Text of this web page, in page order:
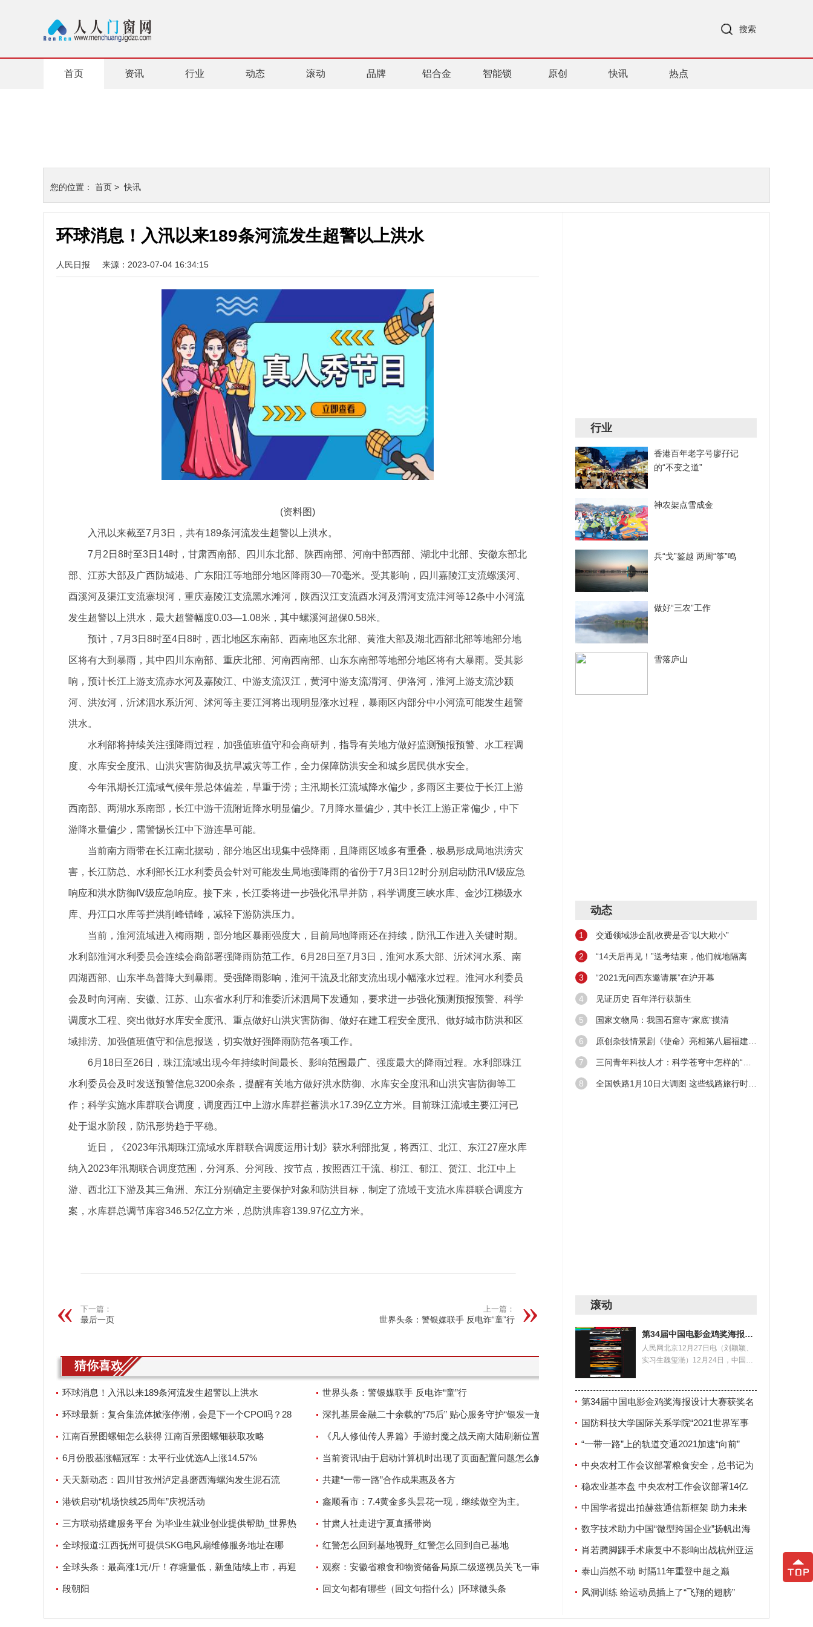
搜索
首页 资讯 行业 动态 滚动 品牌 铝合金 智能锁 原创 快讯 热点
您的位置： 首页 >快讯
环球消息！入汛以来189条河流发生超警以上洪水
人民日报 来源：2023-07-04 16:34:15
(资料图)
入汛以来截至7月3日，共有189条河流发生超警以上洪水。
7月2日8时至3日14时，甘肃西南部、四川东北部、陕西南部、河南中部西部、湖北中北部、安徽东部北
部、江苏大部及广西防城港、广东阳江等地部分地区降雨30—70毫米。受其影响，四川嘉陵江支流螺溪河、
酉溪河及渠江支流寨坝河，重庆嘉陵江支流黑水滩河，陕西汉江支流酉水河及渭河支流沣河等12条中小河流
发生超警以上洪水，最大超警幅度0.03—1.08米，其中螺溪河超保0.58米。
预计，7月3日8时至4日8时，西北地区东南部、西南地区东北部、黄淮大部及湖北西部北部等地部分地
区将有大到暴雨，其中四川东南部、重庆北部、河南西南部、山东东南部等地部分地区将有大暴雨。受其影
响，预计长江上游支流赤水河及嘉陵江、中游支流汉江，黄河中游支流渭河、伊洛河，淮河上游支流沙颍
河、洪汝河，沂沭泗水系沂河、沭河等主要江河将出现明显涨水过程，暴雨区内部分中小河流可能发生超警
洪水。
水利部将持续关注强降雨过程，加强值班值守和会商研判，指导有关地方做好监测预报预警、水工程调
度、水库安全度汛、山洪灾害防御及抗旱减灾等工作，全力保障防洪安全和城乡居民供水安全。
今年汛期长江流域气候年景总体偏差，旱重于涝；主汛期长江流域降水偏少，多雨区主要位于长江上游
西南部、两湖水系南部，长江中游干流附近降水明显偏少。7月降水量偏少，其中长江上游正常偏少，中下
游降水量偏少，需警惕长江中下游连旱可能。
当前南方雨带在长江南北摆动，部分地区出现集中强降雨，且降雨区域多有重叠，极易形成局地洪涝灾
害，长江防总、水利部长江水利委员会针对可能发生局地强降雨的省份于7月3日12时分别启动防汛Ⅳ级应急
响应和洪水防御Ⅳ级应急响应。接下来，长江委将进一步强化汛旱并防，科学调度三峡水库、金沙江梯级水
库、丹江口水库等拦洪削峰错峰，减轻下游防洪压力。
当前，淮河流域进入梅雨期，部分地区暴雨强度大，目前局地降雨还在持续，防汛工作进入关键时期。
水利部淮河水利委员会连续会商部署强降雨防范工作。6月28日至7月3日，淮河水系大部、沂沭河水系、南
四湖西部、山东半岛普降大到暴雨。受强降雨影响，淮河干流及北部支流出现小幅涨水过程。淮河水利委员
会及时向河南、安徽、江苏、山东省水利厅和淮委沂沭泗局下发通知，要求进一步强化预测预报预警、科学
调度水工程、突出做好水库安全度汛、重点做好山洪灾害防御、做好在建工程安全度汛、做好城市防洪和区
域排涝、加强值班值守和信息报送，切实做好强降雨防范各项工作。
6月18日至26日，珠江流域出现今年持续时间最长、影响范围最广、强度最大的降雨过程。水利部珠江
水利委员会及时发送预警信息3200余条，提醒有关地方做好洪水防御、水库安全度汛和山洪灾害防御等工
作；科学实施水库群联合调度，调度西江中上游水库群拦蓄洪水17.39亿立方米。目前珠江流域主要江河已
处于退水阶段，防汛形势趋于平稳。
近日，《2023年汛期珠江流域水库群联合调度运用计划》获水利部批复，将西江、北江、东江27座水库
纳入2023年汛期联合调度范围，分河系、分河段、按节点，按照西江干流、柳江、郁江、贺江、北江中上
游、西北江下游及其三角洲、东江分别确定主要保护对象和防洪目标，制定了流域干支流水库群联合调度方
案，水库群总调节库容346.52亿立方米，总防洪库容139.97亿立方米。
下一篇：
最后一页
上一篇：
世界头条：警银媒联手 反电诈“童”行
猜你喜欢
环球消息！入汛以来189条河流发生超警以上洪水 世界头条：警银媒联手 反电诈“童”行
环球最新：复合集流体掀涨停潮，会是下一个CPO吗？28
只高增潜力股曝光！
深扎基层金融二十余载的“75后” 贴心服务守护“银发一族”
江南百景图螺钿怎么获得 江南百景图螺钿获取攻略 《凡人修仙传人界篇》手游封魔之战天南大陆刷新位置玩法
攻略分享 环球今亮点
6月份股基涨幅冠军：太平行业优选A上涨14.57% 当前资讯!由于启动计算机时出现了页面配置问题怎么解决
（由于启动计算机时出现了页面配置问题）
天天新动态：四川甘孜州泸定县磨西海螺沟发生泥石流 共建“一带一路”合作成果惠及各方
港铁启动“机场快线25周年”庆祝活动 鑫顺看市：7.4黄金多头昙花一现，继续做空为主。
三方联动搭建服务平台 为毕业生就业创业提供帮助_世界热
讯
甘肃人社走进宁夏直播带岗
全球报道:江西抚州可提供SKG电风扇维修服务地址在哪 红警怎么回到基地视野_红警怎么回到自己基地
全球头条：最高涨1元/斤！存塘量低，新鱼陆续上市，再迎
一波涨价潮？
观察：安徽省粮食和物资储备局原二级巡视员关飞一审获刑
12年
段朝阳 回文句都有哪些（回文句指什么）|环球微头条
行业
香港百年老字号廖孖记
的“不变之道”
神农架点雪成金
兵“戈”鉴越 两周“筝”鸣
做好“三农”工作
雪落庐山
动态
1 交通领域涉企乱收费是否“以大欺小”
2 “14天后再见！”送考结束，他们就地隔离
3 “2021无问西东邀请展”在沪开幕
4 见证历史 百年洋行获新生
5 国家文物局：我国石窟寺“家底”摸清
6 原创杂技情景剧《使命》亮相第八届福建艺术节
7 三问青年科技人才：科学苍穹中怎样的“新星”在闪耀
8 全国铁路1月10日大调图 这些线路旅行时间缩短！
滚动
第34届中国电影金鸡奖海报设计大赛获奖名单揭晓
人民网北京12月27日电（刘颖颖、
实习生魏玺滟）12月24日，中国电
第34届中国电影金鸡奖海报设计大赛获奖名
单揭晓
国防科技大学国际关系学院“2021世界军事
安全论坛”在南京举行
“一带一路”上的轨道交通2021加速“向前”
中央农村工作会议部署粮食安全，总书记为
何强调这两个字？
稳农业基本盘 中央农村工作会议部署14亿
人“饭碗”大事
中国学者提出拍赫兹通信新框架 助力未来
6G发展
数字技术助力中国“微型跨国企业”扬帆出海
肖若腾脚踝手术康复中不影响出战杭州亚运
会泰山岿然不动 时隔11年重登中超之巅
风洞训练 给运动员插上了“飞翔的翅膀”